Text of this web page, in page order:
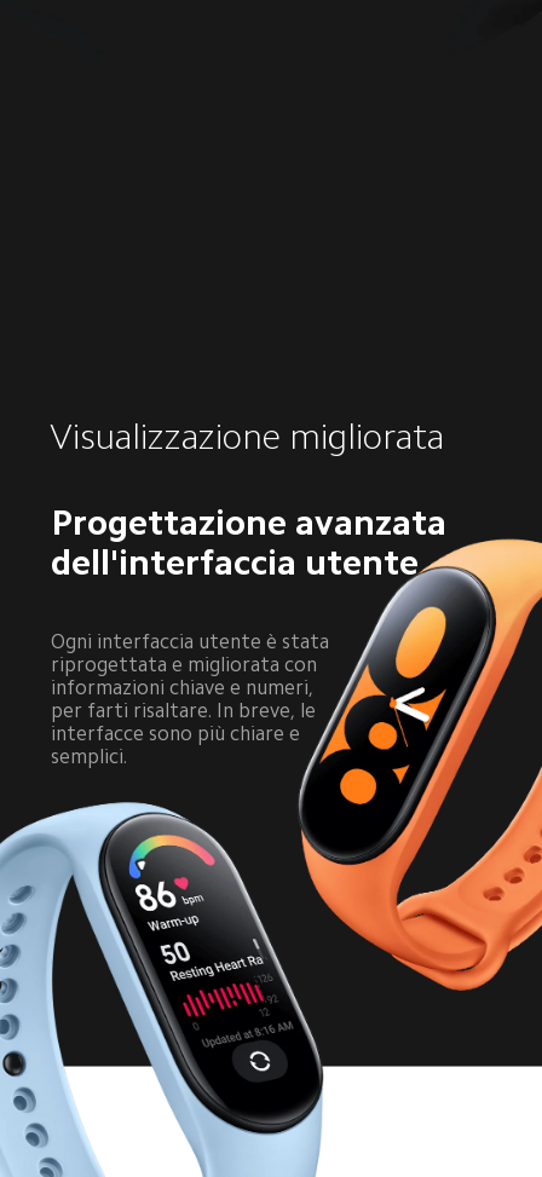
Visualizzazione migliorata
Progettazione avanzata
dell'interfaccia utente
Ogni interfaccia utente è stata
riprogettata e migliorata con
informazioni chiave e numeri,
per farti risaltare. In breve, le
interfacce sono più chiare e
semplici.